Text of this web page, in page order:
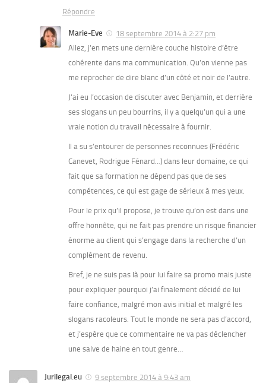
Répondre
Marie-Eve
18 septembre 2014 à 2:27 pm
Allez, j’en mets une dernière couche histoire d’être
cohérente dans ma communication. Qu’on vienne pas
me reprocher de dire blanc d’un côté et noir de l’autre.
J’ai eu l’occasion de discuter avec Benjamin, et derrière
ses slogans un peu bourrins, il y a quelqu’un qui a une
vraie notion du travail nécessaire à fournir.
Il a su s’entourer de personnes reconnues (Frédéric
Canevet, Rodrigue Fénard…) dans leur domaine, ce qui
fait que sa formation ne dépend pas que de ses
compétences, ce qui est gage de sérieux à mes yeux.
Pour le prix qu’il propose, je trouve qu’on est dans une
offre honnête, qui ne fait pas prendre un risque financier
énorme au client qui s’engage dans la recherche d’un
complément de revenu.
Bref, je ne suis pas là pour lui faire sa promo mais juste
pour expliquer pourquoi j’ai finalement décidé de lui
faire confiance, malgré mon avis initial et malgré les
slogans racoleurs. Tout le monde ne sera pas d’accord,
et j’espère que ce commentaire ne va pas déclencher
une salve de haine en tout genre…
Jurilegal.eu 9 septembre 2014 à 9:43 am